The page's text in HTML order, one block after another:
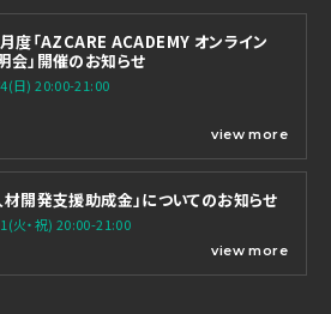
度「AZCARE ACADEMY オンライン
会」開催のお知らせ
日) 20:00-21:00
view more
材開発支援助成金」についてのお知らせ
火・祝) 20:00-21:00
view more